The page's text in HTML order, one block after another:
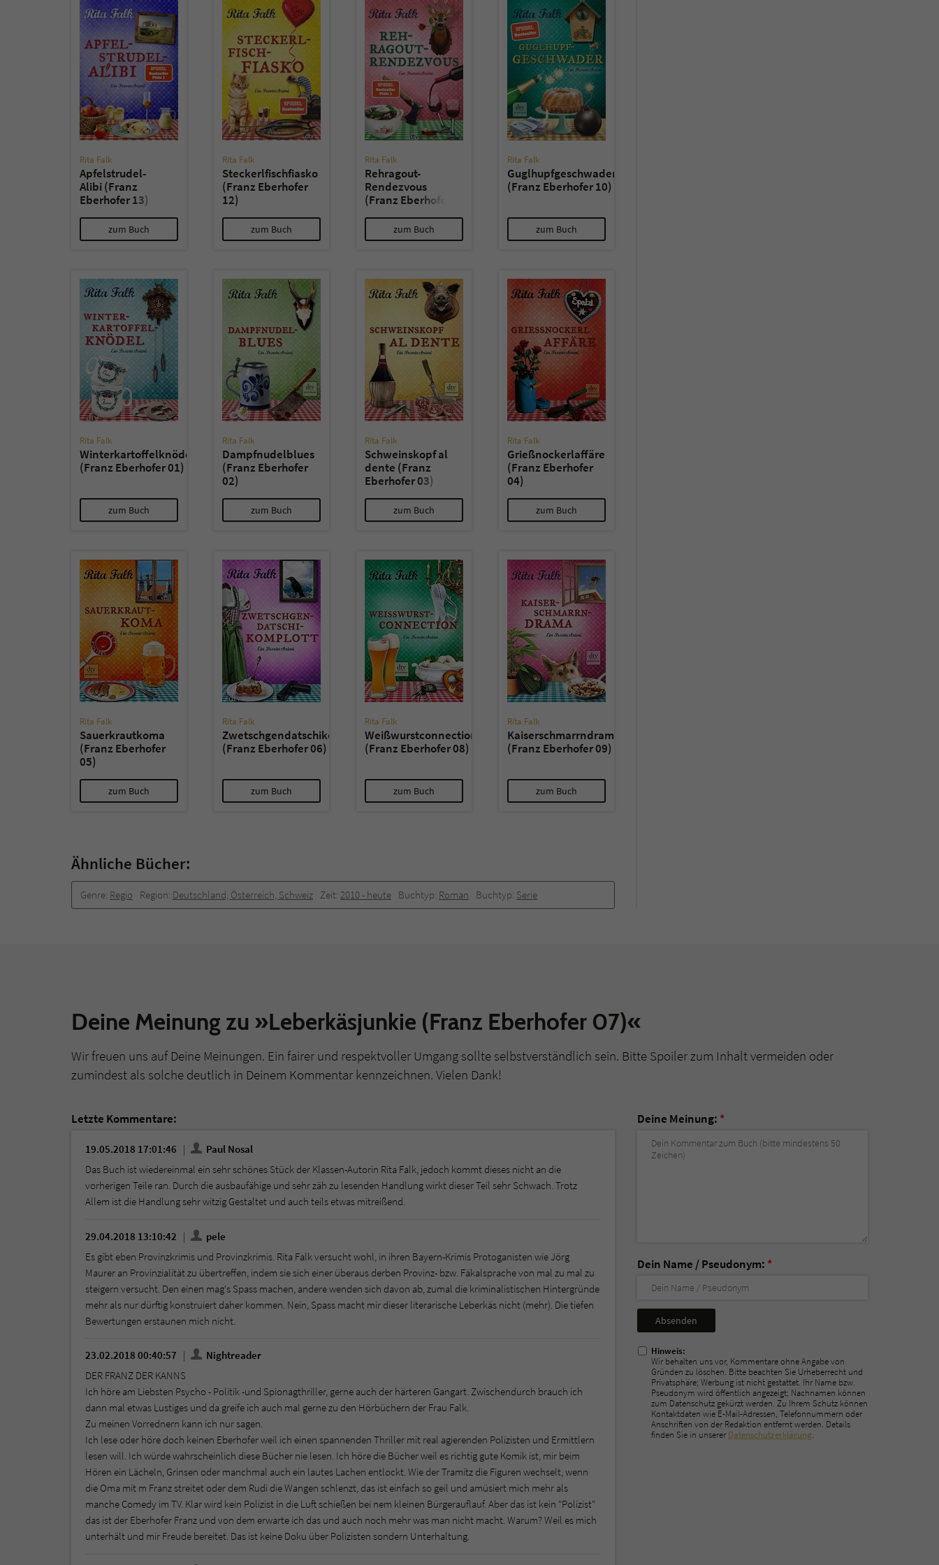
Rita Falk
Apfelstrudel-
Alibi (Franz
Eberhofer 13)
zum Buch
Rita Falk
Steckerlfischfiasko
(Franz Eberhofer
12)
zum Buch
Rita Falk
Rehragout-
Rendezvous
(Franz Eberhofer
zum Buch
Rita Falk
Guglhupfgeschwader
(Franz Eberhofer 10)
zum Buch
Rita Falk
Winterkartoffelknödel
(Franz Eberhofer 01)
zum Buch
Rita Falk
Dampfnudelblues
(Franz Eberhofer
02)
zum Buch
Rita Falk
Schweinskopf al
dente (Franz
Eberhofer 03)
zum Buch
Rita Falk
Grießnockerlaffäre
(Franz Eberhofer
04)
zum Buch
Rita Falk
Sauerkrautkoma
(Franz Eberhofer
05)
zum Buch
Rita Falk
Zwetschgendatschikomplott
(Franz Eberhofer 06)
zum Buch
Rita Falk
Weißwurstconnection
(Franz Eberhofer 08)
zum Buch
Rita Falk
Kaiserschmarrndrama
(Franz Eberhofer 09)
zum Buch
Ähnliche Bücher:
Genre: Regio Region: Deutschland, Österreich, Schweiz Zeit: 2010 -­ heute Buchtyp: Roman Buchtyp: Serie
Deine Meinung zu »Leberkäsjunkie (Franz Eberhofer 07)«
Wir freuen uns auf Deine Meinungen. Ein fairer und respektvoller Umgang sollte selbstverständlich sein. Bitte Spoiler zum Inhalt vermeiden oder
zumindest als solche deutlich in Deinem Kommentar kennzeichnen. Vielen Dank!
Letzte Kommentare:
19.05.2018 17:01:46
Paul Nosal
Das Buch ist wiedereinmal ein sehr schönes Stück der Klassen-Autorin Rita Falk, jedoch kommt dieses nicht an die
vorherigen Teile ran. Durch die ausbaufähige und sehr zäh zu lesenden Handlung wirkt dieser Teil sehr Schwach. Trotz
Allem ist die Handlung sehr witzig Gestaltet und auch teils etwas mitreißend.
29.04.2018 13:10:42
pele
Es gibt eben Provinzkrimis und Provinzkrimis. Rita Falk versucht wohl, in ihren Bayern-Krimis Protoganisten wie Jörg
Maurer an Provinzialität zu übertreffen, indem sie sich einer überaus derben Provinz- bzw. Fäkalsprache von mal zu mal zu
steigern versucht. Den einen mag's Spass machen, andere wenden sich davon ab, zumal die kriminalistischen Hintergründe
mehr als nur dürftig konstruiert daher kommen. Nein, Spass macht mir dieser literarische Leberkäs nicht (mehr). Die tiefen
Bewertungen erstaunen mich nicht.
23.02.2018 00:40:57
Nightreader
DER FRANZ DER KANNS
Ich höre am Liebsten Psycho - Politik -und Spionagthriller, gerne auch der härteren Gangart. Zwischendurch brauch ich
dann mal etwas Lustiges und da greife ich auch mal gerne zu den Hörbüchern der Frau Falk.
Zu meinen Vorrednern kann ich nur sagen.
Ich lese oder höre doch keinen Eberhofer weil ich einen spannenden Thriller mit real agierenden Polizisten und Ermittlern
lesen will. Ich würde wahrscheinlich diese Bücher nie lesen. Ich höre die Bücher weil es richtig gute Komik ist, mir beim
Hören ein Lächeln, Grinsen oder manchmal auch ein lautes Lachen entlockt. Wie der Tramitz die Figuren wechselt, wenn
die Oma mit m Franz streitet oder dem Rudi die Wangen schlenzt, das ist einfach so geil und amüsiert mich mehr als
manche Comedy im TV. Klar wird kein Polizist in die Luft schießen bei nem kleinen Bürgerauflauf. Aber das ist kein "Polizist"
das ist der Eberhofer Franz und von dem erwarte ich das und auch noch mehr was man nicht macht. Warum? Weil es mich
unterhält und mir Freude bereitet. Das ist keine Doku über Polizisten sondern Unterhaltung.
Deine Meinung: *
Dein Name / Pseudonym: *
Nicht
ausfüllen!
Hinweis:
Wir behalten uns vor, Kommentare ohne Angabe von
Gründen zu löschen. Bitte beachten Sie Urheberrecht und
Privatsphäre; Werbung ist nicht gestattet. Ihr Name bzw.
Pseudonym wird öffentlich angezeigt; Nachnamen können
zum Datenschutz gekürzt werden. Zu Ihrem Schutz können
Kontaktdaten wie E-Mail-Adressen, Telefonnummern oder
Anschriften von der Redaktion entfernt werden. Details
finden Sie in unserer Datenschutzerklärung.
überprüfen.